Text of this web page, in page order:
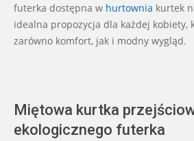
futerka dostępna w hurtownia kurtek
idealna propozycja dla każdej kobiety,
zarówno komfort, jak i modny wygląd.
Miętowa kurtka
ekologicznego futerka